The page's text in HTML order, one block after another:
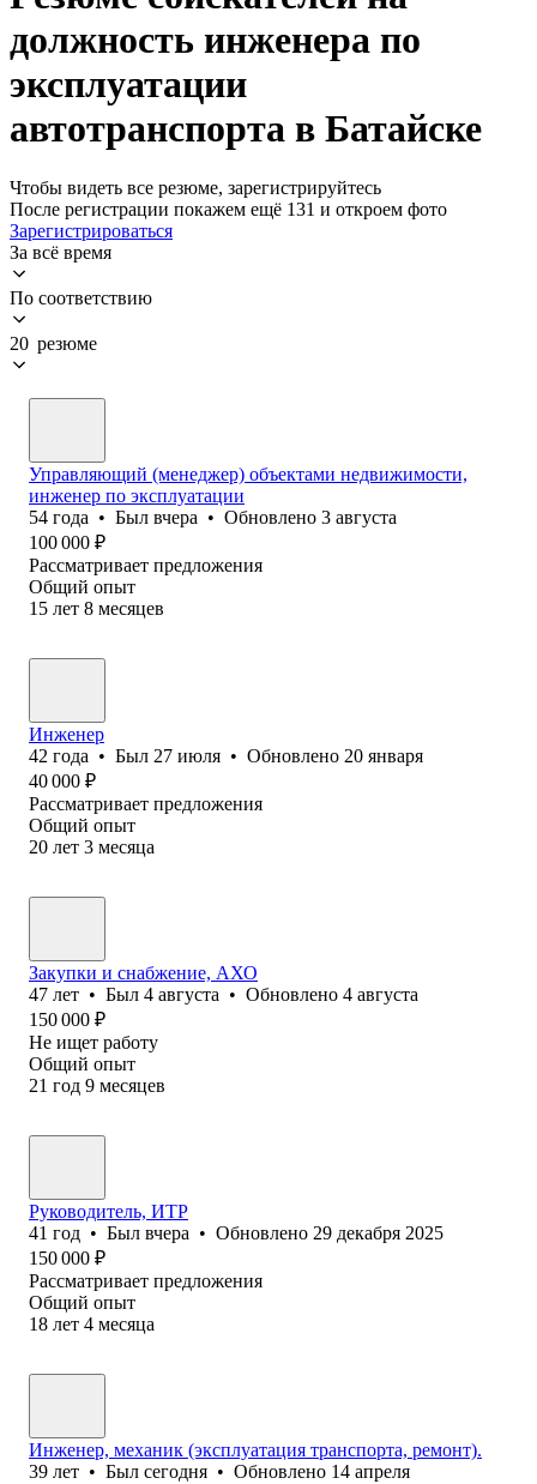
должность инженера по
эксплуатации
автотранспорта в Батайске
Чтобы видеть все резюме, зарегистрируйтесь
После регистрации покажем ещё 131 и откроем фото
Зарегистрироваться
За всё время
По соответствию
20 резюме
Управляющий (менеджер) объектами недвижимости,
инженер по эксплуатации
54 года • Был вчера • Обновлено 3 августа
100 000 ₽
Рассматривает предложения
Общий опыт
15 лет 8 месяцев
Инженер
42 года • Был 27 июля • Обновлено 20 января
40 000 ₽
Рассматривает предложения
Общий опыт
20 лет 3 месяца
Закупки и снабжение, АХО
47 лет • Был 4 августа • Обновлено 4 августа
150 000 ₽
Не ищет работу
Общий опыт
21 год 9 месяцев
Руководитель, ИТР
41 год • Был вчера • Обновлено 29 декабря 2025
150 000 ₽
Рассматривает предложения
Общий опыт
18 лет 4 месяца
Инженер, механик (эксплуатация транспорта, ремонт).
39 лет • Был сегодня • Обновлено 14 апреля